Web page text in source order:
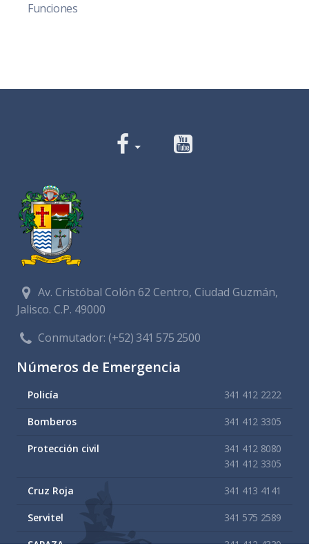
Funciones
Av. Cristóbal Colón 62 Centro, Ciudad Guzmán,
Jalisco. C.P. 49000
Conmutador:(+52) 341 575 2500
Números de Emergencia
Policía 341 412 2222
Bomberos 341 412 3305
Protección civil
341 412 8080
341 412 3305
Cruz Roja 341 413 4141
Servitel 341 575 2589
SAPAZA 341 412 4330